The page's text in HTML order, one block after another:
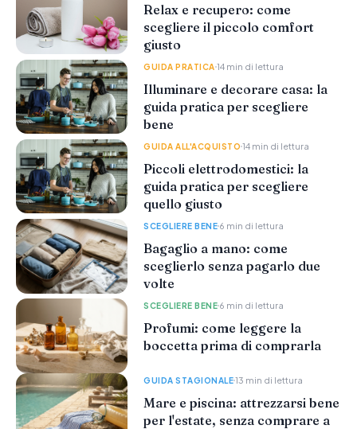
Relax e recupero: come
scegliere il piccolo comfort
giusto
GUIDA PRATICA 14 min di lettura
Illuminare e decorare casa: la
guida pratica per scegliere
bene
GUIDA ALL'ACQUISTO 14 min di lettura
Piccoli elettrodomestici: la
guida pratica per scegliere
quello giusto
SCEGLIERE BENE 6 min di lettura
Bagaglio a mano: come
sceglierlo senza pagarlo due
volte
SCEGLIERE BENE 6 min di lettura
Profumi: come leggere la
boccetta prima di comprarla
GUIDA STAGIONALE13 min di lettura
Mare e piscina: attrezzarsi bene
per l'estate, senza comprare a